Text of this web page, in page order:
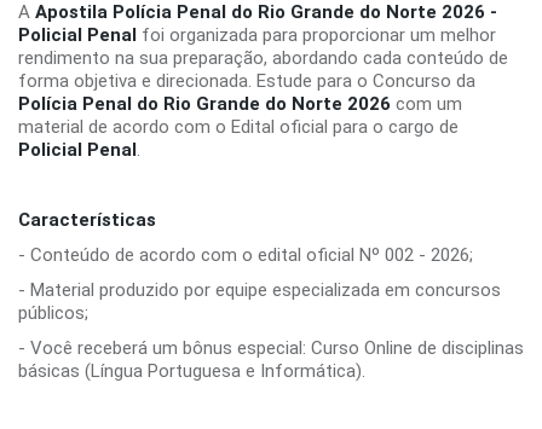
A Apostila Polícia Penal do Rio Grande do Norte 2026 -
Policial Penal foi organizada para proporcionar um melhor
rendimento na sua preparação, abordando cada conteúdo de
forma objetiva e direcionada. Estude para o Concurso da
Polícia Penal do Rio Grande do Norte 2026 com um
material de acordo com o Edital oficial para o cargo de
Policial Penal.
Características
- Conteúdo de acordo com o edital oficial Nº 002 - 2026;
- Material produzido por equipe especializada em concursos
públicos;
- Você receberá um bônus especial: Curso Online de disciplinas
básicas (Língua Portuguesa e Informática).